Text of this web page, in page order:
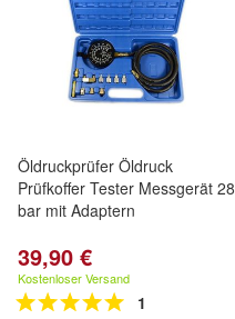
Öldruckprüfer Öldruck
Prüfkoffer Tester Messgerät 28
bar mit Adaptern
39,90 €
Kostenloser Versand
1